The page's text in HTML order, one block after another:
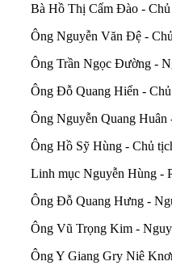
Bà Hồ Thị Cẩm Đào -
Ông Nguyễn Văn Đệ -
Ông Trần Ngọc Đường -
Ông Đỗ Quang Hiển -
Ông Nguyễn Quang
Ông Hồ Sỹ Hùng - Chủ
Linh mục Nguyễn Hùng -
Ông Đỗ Quang Hưng -
Ông Vũ Trọng Kim -
Ông Y Giang Gry Niê